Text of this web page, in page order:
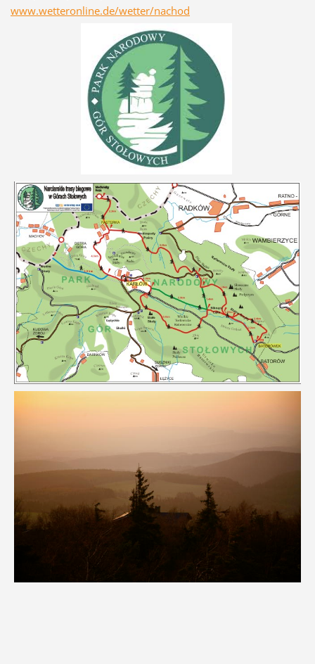
www.wetteronline.de/wetter/nachod